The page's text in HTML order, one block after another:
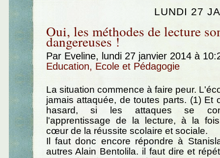
LUNDI 27
Oui, les méthodes de lecture
dangereuses !
Par Eveline, lundi 27 janvier 2014 à
Education, Ecole et Pédagogie
La situation commence à faire peur.
jamais attaquée, de toutes parts. (1) Et
hasard, si les attaques se
l'apprentissage de la lecture, à la
cœur de la réussite scolaire et sociale.
Il faut donc encore répondre à
autres Alain Bentolila. il faut dire et